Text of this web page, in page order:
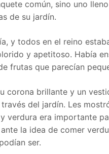
común, sino uno
de su jardín.
y todos en el reino
y apetitoso. Había
frutas que parecían
corona brillante y un
del jardín. Les
verdura era importante
la idea de comer
ser.